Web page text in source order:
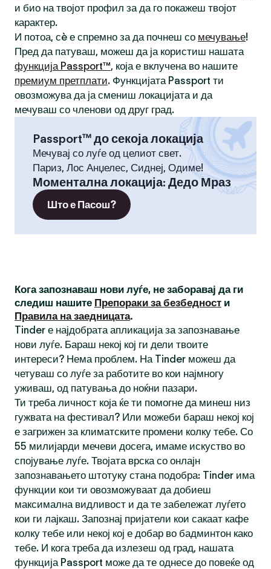
и био на твојот профил за да го покажеш твојот
карактер.
И потоа, сè е спремно за да почнеш со мечување!
Пред да патуваш, можеш да ја користиш нашата
функција Passport™, која е вклучена во нашите
премиум претплати. Функцијата Passport ти
овозможува да ја смениш локацијата и да
мечуваш со членови од друг град.
Passport™ до секоја локација
Мечувај со луѓе од целиот свет.
Париз, Лос Анџелес, Сиднеј, Одиме!
Моментална локација: Дедо Мраз
Што е Пасош?
Кога запознаваш нови луѓе, не заборавај да ги
следиш нашите Препораки за безбедност и
Правила на заедницата.
Tinder е најдобрата апликација за запознавање
нови луѓе. Бараш некој кој ги дели твоите
интереси? Нема проблем. На Tinder можеш да
четуваш со луѓе за работите во кои најмногу
уживаш, од патувања до ноќни пазари.
Ти треба личност која ќе ти помогне да минеш низ
гужвата на фестивал? Или можеби бараш некој кој
е загрижен за климатските промени колку тебе. Со
55 милијарди мечеви досега, имаме искуство во
спојување луѓе. Твојата врска со онлајн
запознавањето штотуку стана подобра: Tinder има
функции кои ти овозможуваат да добиеш
максимална видливост и да те забележат луѓето
кои ги лајкаш. Запознај пријатели кои сакаат кафе
колку тебе или некој кој е добар во бадминтон како
тебе. И кога треба да излезеш од град, нашата
функција Passport може да те однесе до повеќе од